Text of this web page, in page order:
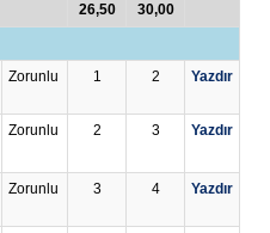
26,50
30,00
Zorunlu 1 2 Yazdır
Zorunlu 2 3 Yazdır
Zorunlu 3 4 Yazdır